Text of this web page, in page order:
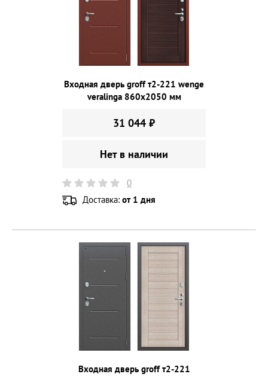
Входная дверь groff т2-221 wenge
veralinga 860х2050 мм
31 044 ₽
Нет в наличии
0
Доставка: от 1 дня
Входная дверь groff т2-221